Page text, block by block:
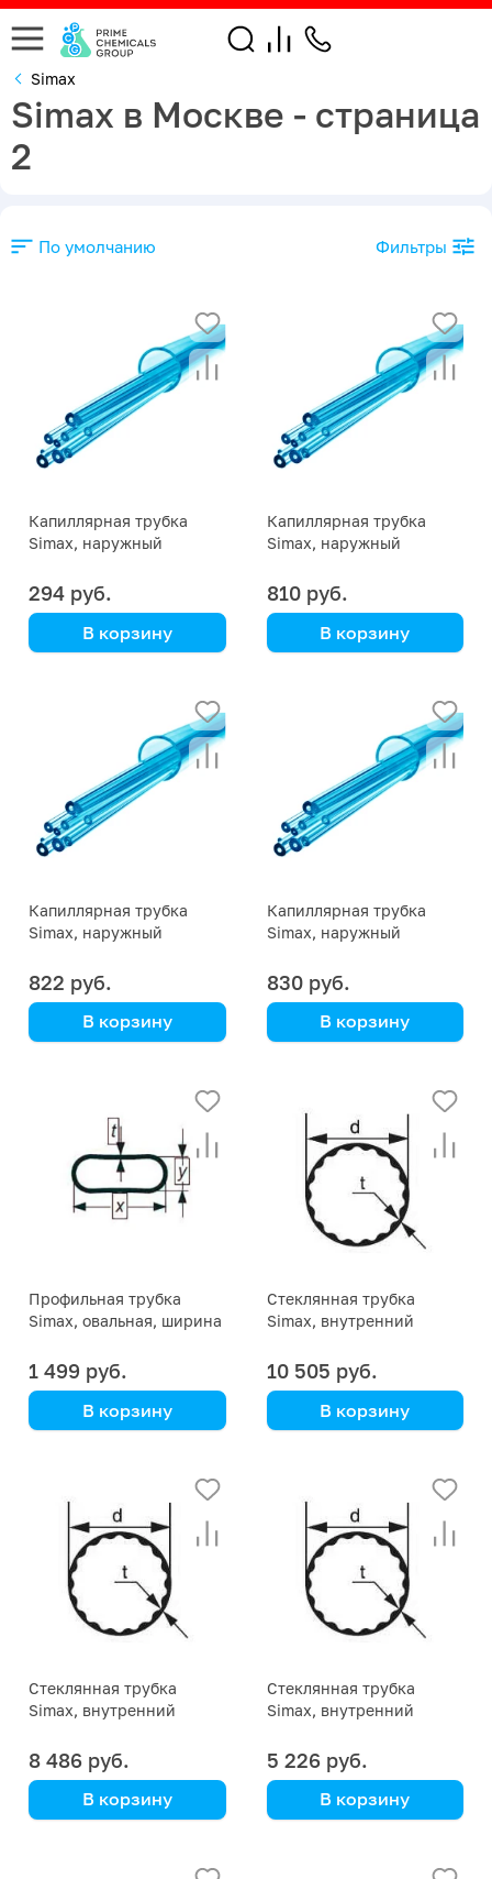
Simax
Simax в Москве - страница
2
По умолчанию Фильтры
Капиллярная трубка
Simax, наружный
внутренний диаметр 2,2
мм
294 руб.
В корзину
Капиллярная трубка
Simax, наружный
внутренний диаметр 2
мм
810 руб.
В корзину
Капиллярная трубка
Simax, наружный
внутренний диаметр 1,7
мм
822 руб.
В корзину
Капиллярная трубка
Simax, наружный
внутренний диаметр 1,5
мм
830 руб.
В корзину
Профильная трубка
Simax, овальная, ширина
1 499 руб.
В корзину
Стеклянная трубка
Simax, внутренний
10 505 руб.
В корзину
Стеклянная трубка
Simax, внутренний
8 486 руб.
В корзину
Стеклянная трубка
Simax, внутренний
5 226 руб.
В корзину